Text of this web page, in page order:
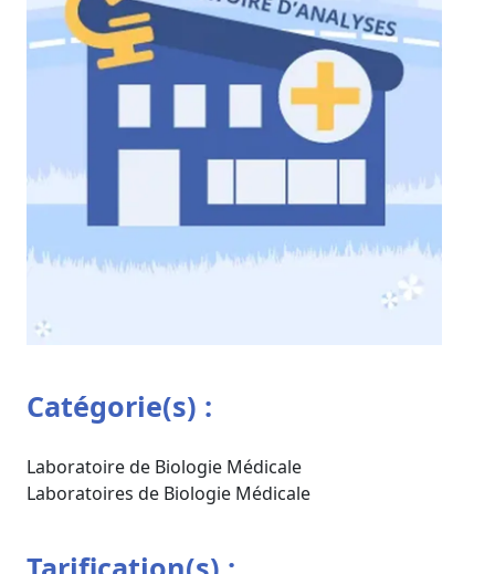
Catégorie(s) :
Laboratoire de Biologie Médicale
Laboratoires de Biologie Médicale